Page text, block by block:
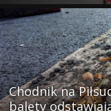
Chodnik na
balety